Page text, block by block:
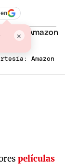
×
Amazon
películas